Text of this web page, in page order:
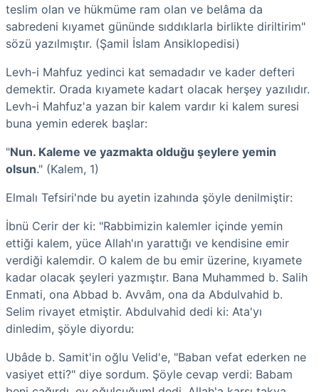
teslim olan ve hükmüme ram olan ve belâma da
sabredeni kıyamet gününde sıddıklarla birlikte diriltirim"
sözü yazılmıştır. (Şamil İslam Ansiklopedisi)
Levh-i Mahfuz yedinci kat semadadır ve kader defteri
demektir. Orada kıyamete kadart olacak herşey yazılıdır.
Levh-i Mahfuz'a yazan bir kalem vardır ki kalem suresi
buna yemin ederek başlar:
"Nun. Kaleme ve yazmakta olduğu şeylere yemin
olsun." (Kalem, 1)
Elmalı Tefsiri'nde bu ayetin izahında şöyle denilmiştir:
İbnü Cerir der ki: "Rabbimizin kalemler içinde yemin
ettiği kalem, yüce Allah'ın yarattığı ve kendisine emir
verdiği kalemdir. O kalem de bu emir üzerine, kıyamete
kadar olacak şeyleri yazmıştır. Bana Muhammed b. Salih
Enmati, ona Abbad b. Avvâm, ona da Abdulvahid b.
Selim rivayet etmiştir. Abdulvahid dedi ki: Ata'yı
dinledim, şöyle diyordu:
Ubâde b. Samit'in oğlu Velid'e, "Baban vefat ederken ne
vasiyet etti?" diye sordum. Şöyle cevap verdi: Babam